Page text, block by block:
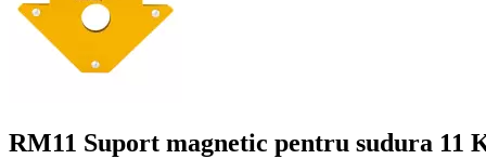
RM11 Suport magnetic pentru sudura 11